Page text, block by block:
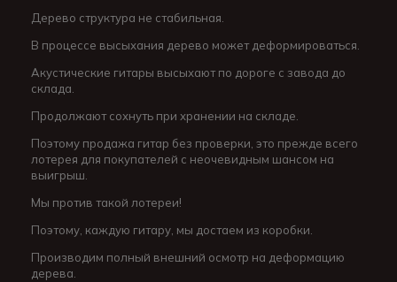
Дерево структура не стабильная.
В процессе высыхания дерево может деформироваться.
Акустические гитары высыхают по дороге с завода до
склада.
Продолжают сохнуть при хранении на складе.
Поэтому продажа гитар без проверки, это прежде всего
лотерея для покупателей с неочевидным шансом на
выигрыш.
Мы против такой лотереи!
Поэтому, каждую гитару, мы достаем из коробки.
Производим полный внешний осмотр на деформацию
дерева.